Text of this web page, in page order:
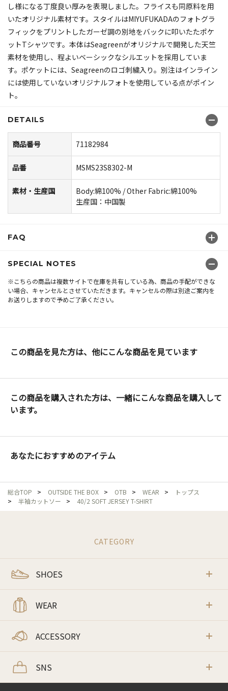
し様になる丁度良い厚みを表現しました。フライスも同原料を用
いたオリジナル素材です。スタイルはMIYUFUKADAのフォトグラ
フィックをプリントしたガーゼ調の別地をバックに叩いたたポケ
ットTシャツです。本体はSeagreenがオリジナルで開発した天竺
素材を使用し、程よいベーシックなシルエットを採用していま
す。ポケットには、Seagreenのロゴ刺繍入り。別注はインライン
には使用していないオリジナルフォトを使用している点がポイン
ト。
DETAILS
商品番号 71182984
品番 MSMS23S8302-M
素材・生産国
Body:綿100% / Other Fabric:綿100%
生産国：中国製
FAQ
SPECIAL NOTES
※こちらの商品は複数サイトで在庫を共有している為、商品の手配ができな
い場合、キャンセルとさせていただきます。キャンセルの際は別途ご案内を
お送りしますので予めご了承ください。
この商品を見た方は、他にこんな商品を見ています
この商品を購入された方は、一緒にこんな商品を購入して
います。
あなたにおすすめのアイテム
総合TOP > OUTSIDE THE BOX > OTB > WEAR >
トップス
>
半袖カットソー > 40/2 SOFT JERSEY T-SHIRT
CATEGORY
SHOES
WEAR
ACCESSORY
SNS